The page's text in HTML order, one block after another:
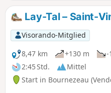
Lay-Tal – Saint-
Visorando-Mitglied
8,47 km
+130 m
-
2:45 Std.
Mittel
Start in Bournezeau